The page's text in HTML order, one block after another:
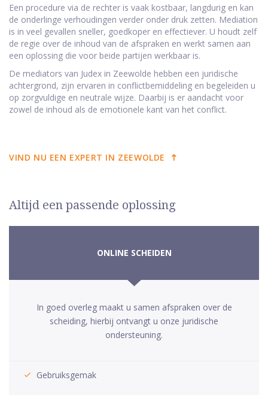
Een procedure via de rechter is vaak kostbaar, langdurig en kan
de onderlinge verhoudingen verder onder druk zetten. Mediation
is in veel gevallen sneller, goedkoper en effectiever. U houdt zelf
de regie over de inhoud van de afspraken en werkt samen aan
een oplossing die voor beide partijen werkbaar is.
De mediators van Judex in Zeewolde hebben een juridische
achtergrond, zijn ervaren in conflictbemiddeling en begeleiden u
op zorgvuldige en neutrale wijze. Daarbij is er aandacht voor
zowel de inhoud als de emotionele kant van het conflict.
VIND NU EEN EXPERT IN ZEEWOLDE
Altijd een passende oplossing
ONLINE SCHEIDEN
In goed overleg maakt u samen afspraken over de
scheiding, hierbij ontvangt u onze juridische
ondersteuning.
Gebruiksgemak